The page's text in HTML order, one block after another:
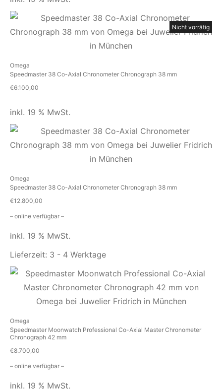
Nicht vorrätig
Omega
Speedmaster 38 Co-Axial Chronometer Chronograph 38 mm
€6.100,00
inkl. 19 % MwSt.
Omega
Speedmaster 38 Co-Axial Chronometer Chronograph 38 mm
€12.800,00
– online verfügbar –
inkl. 19 % MwSt.
Lieferzeit: 3 - 4 Werktage
Omega
Speedmaster Moonwatch Professional Co-Axial Master Chronometer
Chronograph 42 mm
€8.700,00
– online verfügbar –
inkl. 19 % MwSt.